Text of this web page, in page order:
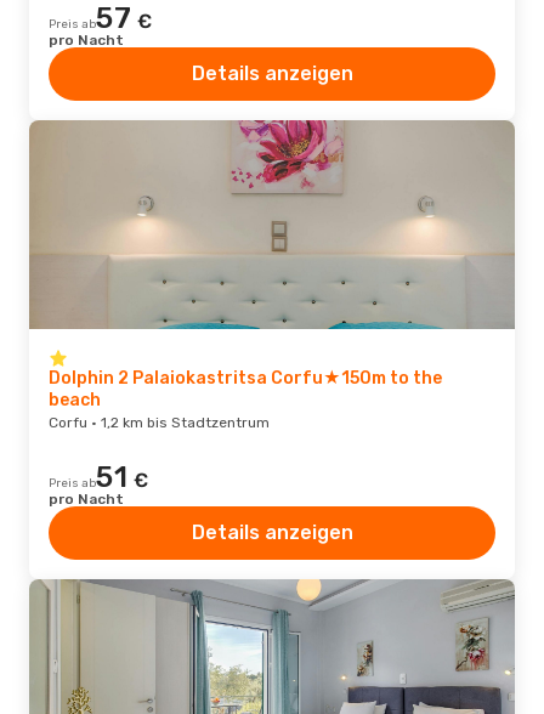
Preis ab57 €
pro Nacht
Details anzeigen
Dolphin 2 Palaiokastritsa Corfu★150m to the
beach
Corfu · 1,2 km bis Stadtzentrum
Preis ab51 €
pro Nacht
Details anzeigen